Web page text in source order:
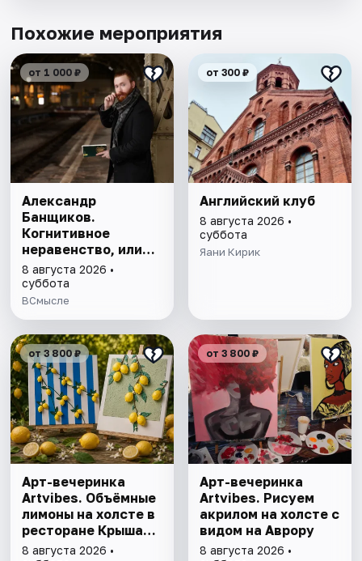
Похожие мероприятия
от 1 000 ₽
Александр
Банщиков.
Когнитивное
неравенство, или
почему умные
умнеют, а глупые
глупеют
8 августа 2026 •
суббота
ВСмысле
от 300 ₽
Английский клуб
8 августа 2026 •
суббота
Яани Кирик
от 3 800 ₽
Арт-вечеринка
Artvibes. Объёмные
лимоны на холсте в
ресторане Крыша
18
8 августа 2026 •
от 3 800 ₽
Арт-вечеринка
Artvibes. Рисуем
акрилом на холсте с
видом на Аврору
8 августа 2026 •